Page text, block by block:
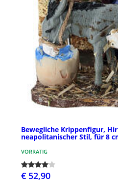
Bewegliche Krippenfigur,
neapolitanischer Stil, für 8
VORRÄTIG
€ 52,90